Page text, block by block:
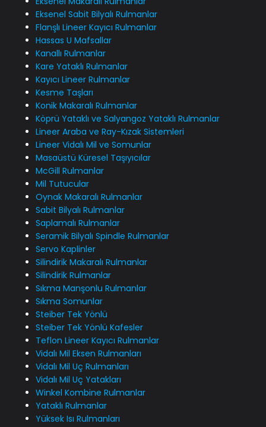
Eksenel Sabit Bilyalı Rulmanlar
Flanşlı Lineer Kayıcı Rulmanlar
Hassas U Mafsallar
Kanallı Rulmanlar
Kare Yataklı Rulmanlar
Kayıcı Lineer Rulmanlar
Kesme Taşları
Konik Makaralı Rulmanlar
Köprü Yataklı ve Salyangoz Yataklı Rulmanlar
Lineer Araba ve Ray-Kızak Sistemleri
Lineer Vidalı Mil ve Somunlar
Masaüstü Küresel Taşıyıcılar
McGill Rulmanlar
Mil Tutucular
Oynak Makaralı Rulmanlar
Sabit Bilyalı Rulmanlar
Saplamalı Rulmanlar
Seramik Bilyalı Spindle Rulmanlar
Servo Kaplinler
Silindirik Makaralı Rulmanlar
Silindirik Rulmanlar
Sıkma Manşonlu Rulmanlar
Sıkma Somunlar
Steiber Tek Yönlü
Steiber Tek Yönlü Kafesler
Teflon Lineer Kayıcı Rulmanlar
Vidalı Mil Eksen Rulmanları
Vidalı Mil Uç Rulmanları
Vidalı Mil Uç Yatakları
Winkel Kombine Rulmanlar
Yataklı Rulmanlar
Yüksek Isı Rulmanları